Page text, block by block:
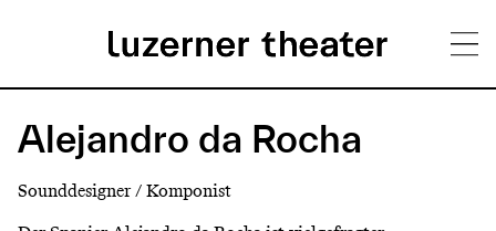
zum
Inhalt
H
u
Alejandro da Rocha
Sounddesigner / Komponist